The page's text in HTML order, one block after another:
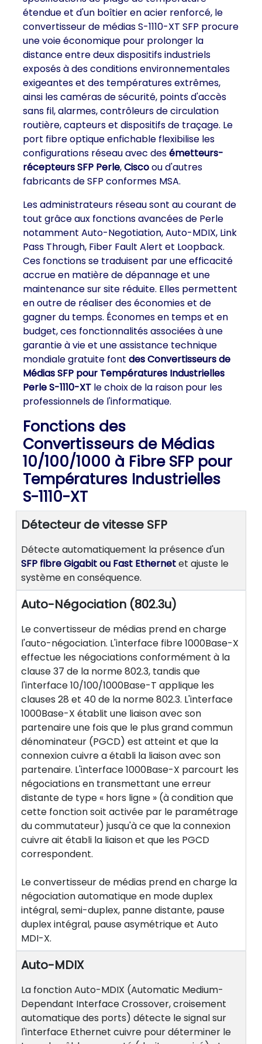
étendue et d'un boîtier en acier renforcé, le
convertisseur de médias S-1110-XT SFP procure
une voie économique pour prolonger la
distance entre deux dispositifs industriels
exposés à des conditions environnementales
exigeantes et des températures extrêmes,
ainsi les caméras de sécurité, points d'accès
sans fil, alarmes, contrôleurs de circulation
routière, capteurs et dispositifs de traçage. Le
port fibre optique enfichable flexibilise les
configurations réseau avec desémetteurs-
récepteurs SFP Perle,Ciscoou d'autres
fabricants de SFP conformes MSA.
Les administrateurs réseau sont au courant de
tout grâce aux fonctions avancées de Perle
notamment Auto-Negotiation, Auto-MDIX, Link
Pass Through, Fiber Fault Alert et Loopback.
Ces fonctions se traduisent par une efficacité
accrue en matière de dépannage et une
maintenance sur site réduite. Elles permettent
en outre de réaliser des économies et de
gagner du temps. Économes en temps et en
budget, ces fonctionnalités associées à une
garantie à vie et une assistance technique
mondiale gratuite font des Convertisseurs de
Médias SFP pour Températures Industrielles
Perle S-1110-XT le choix de la raison pour les
professionnels de l'informatique.
Fonctions des
Convertisseurs de Médias
10/100/1000 à Fibre SFP pour
Températures Industrielles
S-1110-XT
Détecteur de vitesse SFP
Détecte automatiquement la présence d'un
SFP fibre Gigabit ou Fast Ethernetet ajuste le
système en conséquence.
Auto-Négociation (802.3u)
Le convertisseur de médias prend en charge
l'auto-négociation. L'interface fibre 1000Base-X
effectue les négociations conformément à la
clause 37 de la norme 802.3, tandis que
l'interface 10/100/1000Base-T applique les
clauses 28 et 40 de la norme 802.3. L'interface
1000Base-X établit une liaison avec son
partenaire une fois que le plus grand commun
dénominateur (PGCD) est atteint et que la
connexion cuivre a établi la liaison avec son
partenaire. L'interface 1000Base-X parcourt les
négociations en transmettant une erreur
distante de type « hors ligne » (à condition que
cette fonction soit activée par le paramétrage
du commutateur) jusqu'à ce que la connexion
cuivre ait établi la liaison et que les PGCD
correspondent.
Le convertisseur de médias prend en charge la
négociation automatique en mode duplex
intégral, semi-duplex, panne distante, pause
duplex intégral, pause asymétrique et Auto
MDI-X.
Auto-MDIX
La fonction Auto-MDIX (Automatic Medium-
Dependant Interface Crossover, croisement
automatique des ports) détecte le signal sur
l'interface Ethernet cuivre pour déterminer le